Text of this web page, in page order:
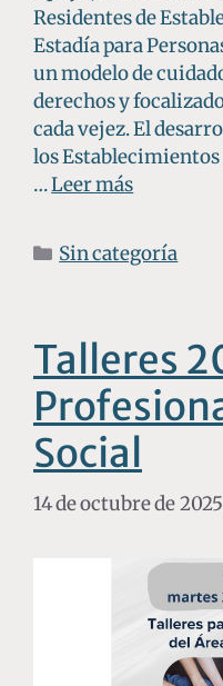
Residentes de
Estadía para
un modelo de
derechos y
cada vejez. El
los
…Leer más
Sin categoría
Talleres
Social
14 de octubre de 2025